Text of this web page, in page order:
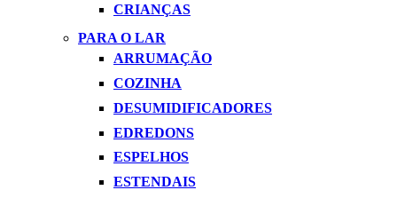
CRIANÇAS
PARA O LAR
ARRUMAÇÃO
COZINHA
DESUMIDIFICADORES
EDREDONS
ESPELHOS
ESTENDAIS